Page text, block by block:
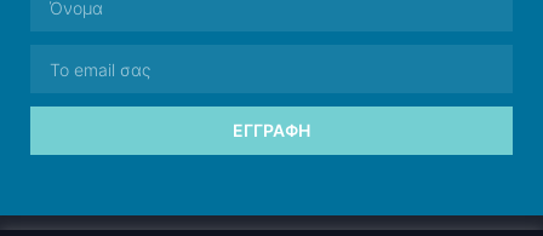
ΕΓΓΡΑΦΉ